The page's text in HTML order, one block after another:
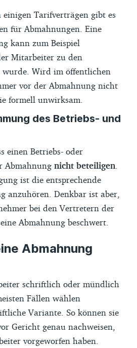
einigen Tarifverträgen gibt es
für Abmahnungen. Eine
kann zum Beispiel
Mitarbeiter zu den
Wird im öffentlichen
vor der Abmahnung nicht
formell unwirksam.
des Betriebs- und
einen Betriebs- oder
Abmahnung nicht beteiligen
ist die entsprechende
anzuhören. Denkbar ist aber,
bei den Vertretern der
Abmahnung beschwert.
Abmahnung
schriftlich oder mündlich
Fällen wählen
Variante. So können sie
Gericht genau nachweisen,
vorgeworfen haben.